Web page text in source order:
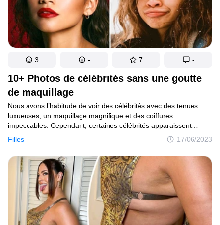
10+ Photos de célébrités sans une goutte
de maquillage
Filles 17/06/2023
Nous avons l’habitude de voir des célébrités avec des tenues
luxueuses, un maquillage magnifique et des coiffures
impeccables. Cependant, certaines célébrités apparaissent
parfois au naturel devant des dizaines de caméras et affichent
fièrement leur beauté. Par ce geste, elles envoient le message
que les femmes peuvent être rayonnantes et belles avec ou sans
maquillage.
3 - 7 -